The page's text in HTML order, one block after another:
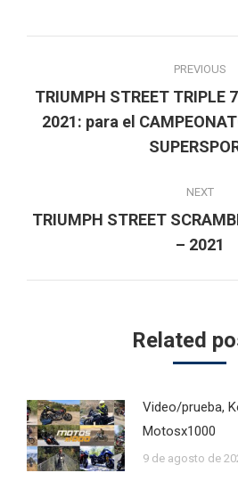
navigation
PREVIOUS
post:
TRIUMPH STREET TRIPLE
2021: para el
NEXT
Next
post:
TRIUMPH STREET
– 2021
Related
Video/prueba,
Motosx1000
9 de agosto de